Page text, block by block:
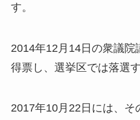
す。
2014年12月14日の衆議院
得票し、選挙区では落選
2017年10月22日には、そ